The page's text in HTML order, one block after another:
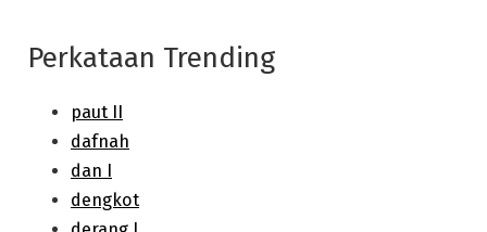
Perkataan Trending